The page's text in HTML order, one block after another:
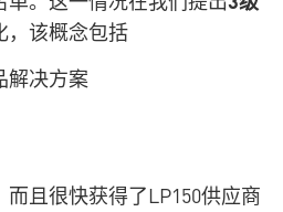
，该概念包括
解决方案
且很快获得了LP150供应商